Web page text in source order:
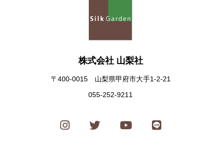
株式会社 山梨社
〒400-0015 山梨県甲府市大手1-2-21
055-252-9211